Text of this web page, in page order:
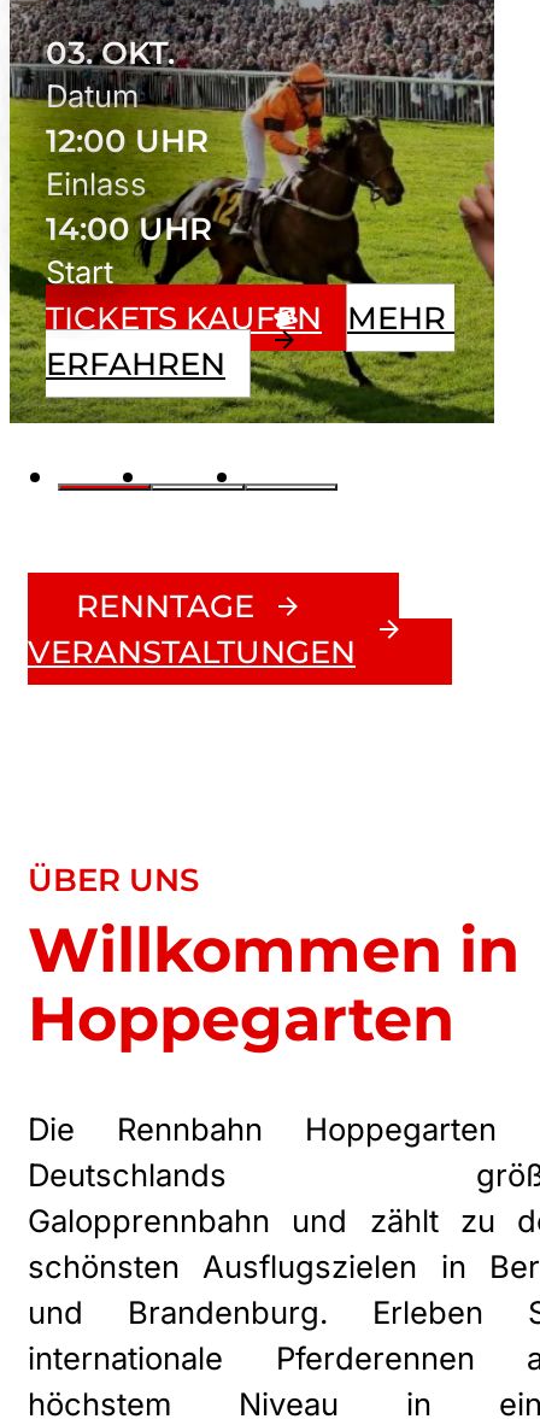
03. OKT.
Datum
12:00 UHR
Einlass
14:00 UHR
Start
TICKETS KAUFEN
MEHR
ERFAHREN
RENNTAGE
VERANSTALTUNGEN
ÜBER UNS
Willkommen in
Hoppegarten
Die Rennbahn Hoppegarten
Deutschlands
Galopprennbahn und zählt zu
schönsten Ausflugszielen in
und Brandenburg. Erleben
internationale Pferderennen
höchstem Niveau in